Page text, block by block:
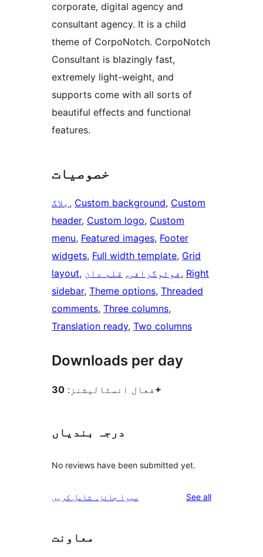
corporate, digital agency and
consultant agency. It is a child
theme of CorpoNotch. CorpoNotch
Consultant is blazingly fast,
extremely light-weight, and
supports come with all sorts of
beautiful effects and functional
features.
خصوصیات
بلاگ , Custom background, Custom
header, Custom logo, Custom
menu, Featured images, Footer
widgets, Full width template, Grid
layout, فوٹوگرافی, قلم دان , Right
sidebar, Theme options, Threaded
comments, Three columns
Translation ready, Two columns
Downloads per day
فعال انسٹالیشنز: 30+
درجہ بندیاں
No reviews have been submitted yet.
میرا جائزہ شامل کریں See allreviews
معاونت